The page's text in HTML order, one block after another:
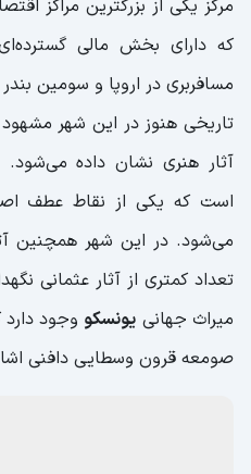
مرکز یکی از بزرگترین مراکز
که دارای بخش مالی گسترده‌ای
مسافربری در اروپا و سومین
تاریخی هنوز در این شهر
آثار هنری نشان داده می‌شود.
است که یکی از نقاط عطف
می‌شود. در این شهر همچنین
تعداد کمتری از آثار عثمانی
میراث جهانی یونسکو وجود
صومعه قرون وسطایی دافنی